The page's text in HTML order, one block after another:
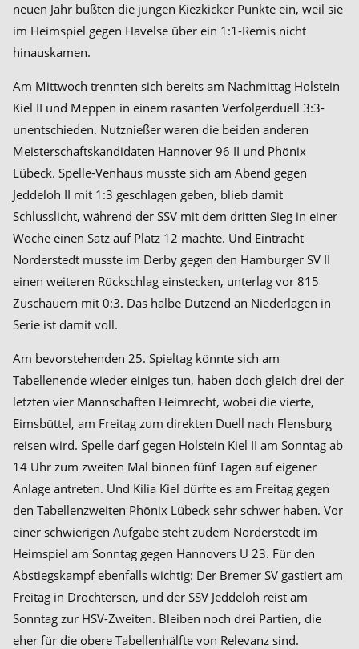
neuen Jahr büßten die jungen Kiezkicker Punkte ein, weil sie
im Heimspiel gegen Havelse über ein 1:1-Remis nicht
hinauskamen.
Am Mittwoch trennten sich bereits am Nachmittag Holstein
Kiel II und Meppen in einem rasanten Verfolgerduell 3:3-
unentschieden. Nutznießer waren die beiden anderen
Meisterschaftskandidaten Hannover 96 II und Phönix
Lübeck. Spelle-Venhaus musste sich am Abend gegen
Jeddeloh II mit 1:3 geschlagen geben, blieb damit
Schlusslicht, während der SSV mit dem dritten Sieg in einer
Woche einen Satz auf Platz 12 machte. Und Eintracht
Norderstedt musste im Derby gegen den Hamburger SV II
einen weiteren Rückschlag einstecken, unterlag vor 815
Zuschauern mit 0:3. Das halbe Dutzend an Niederlagen in
Serie ist damit voll.
Am bevorstehenden 25. Spieltag könnte sich am
Tabellenende wieder einiges tun, haben doch gleich drei der
letzten vier Mannschaften Heimrecht, wobei die vierte,
Eimsbüttel, am Freitag zum direkten Duell nach Flensburg
reisen wird. Spelle darf gegen Holstein Kiel II am Sonntag ab
14 Uhr zum zweiten Mal binnen fünf Tagen auf eigener
Anlage antreten. Und Kilia Kiel dürfte es am Freitag gegen
den Tabellenzweiten Phönix Lübeck sehr schwer haben. Vor
einer schwierigen Aufgabe steht zudem Norderstedt im
Heimspiel am Sonntag gegen Hannovers U 23. Für den
Abstiegskampf ebenfalls wichtig: Der Bremer SV gastiert am
Freitag in Drochtersen, und der SSV Jeddeloh reist am
Sonntag zur HSV-Zweiten. Bleiben noch drei Partien, die
eher für die obere Tabellenhälfte von Relevanz sind.